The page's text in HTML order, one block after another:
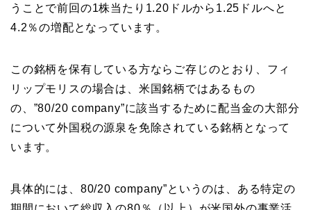
うことで前回の1株当たり1.20ドルから1.25ドルへと
4.2％の増配となっています。
この銘柄を保有している方ならご存じのとおり、フィ
リップモリスの場合は、米国銘柄ではあるもの
の、”80/20 company”に該当するために配当金の大部分
について外国税の源泉を免除されている銘柄となって
います。
具体的には、80/20 company”というのは、ある特定の